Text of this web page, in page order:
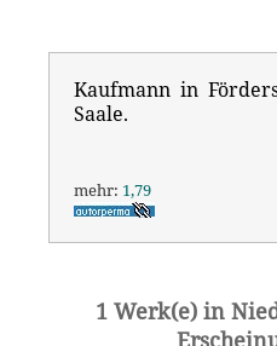
Kaufmann in
Saale.
mehr: 1,79
1 Werk(e) in